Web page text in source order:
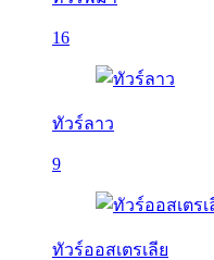
16
ทัวร์ลาว
9
ทัวร์ออสเตรเลีย